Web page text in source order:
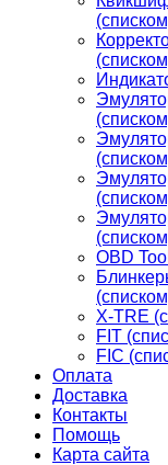
OBD
X-TRE
FIT
FIC
Оплата
Доставка
Контакты
Помощь
Карта сайта